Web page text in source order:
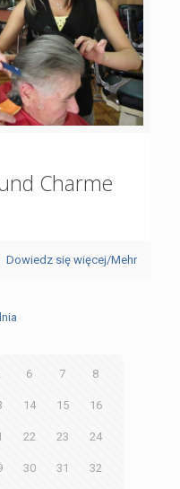
Charme
Dowiedz się więcej/Mehr
6 7 8
14 15 16
22 23 24
30 31 32